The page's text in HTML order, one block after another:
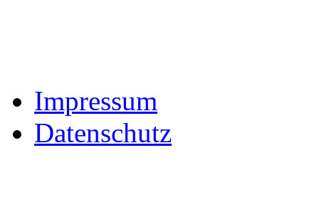
Impressum
Datenschutz